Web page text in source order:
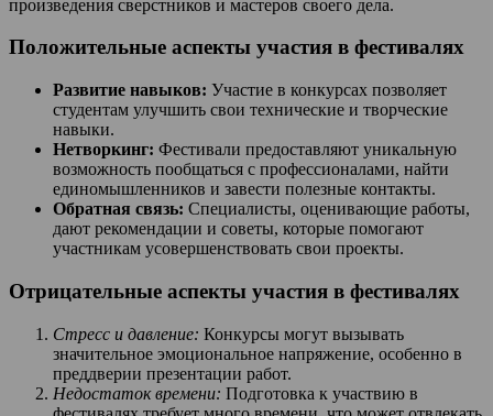
произведения сверстников и мастеров своего дела.
Положительные аспекты участия в фестивалях
Развитие навыков: Участие в конкурсах позволяет
студентам улучшить свои технические и творческие
навыки.
Нетворкинг: Фестивали предоставляют уникальную
возможность пообщаться с профессионалами, найти
единомышленников и завести полезные контакты.
Обратная связь: Специалисты, оценивающие работы,
дают рекомендации и советы, которые помогают
участникам усовершенствовать свои проекты.
Отрицательные аспекты участия в фестивалях
Стресс и давление: Конкурсы могут вызывать
значительное эмоциональное напряжение, особенно в
преддверии презентации работ.
Недостаток времени: Подготовка к участвию в